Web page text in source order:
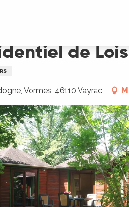
de
Vormes, 46110 Vayrac